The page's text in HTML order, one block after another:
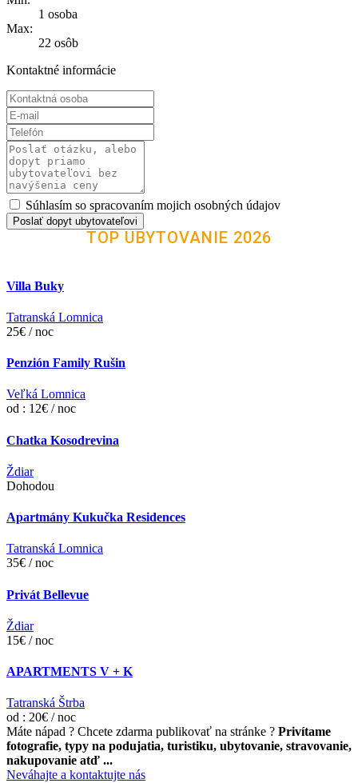
1 osoba
Max:
22 osôb
Kontaktné informácie
Súhlasím so spracovaním mojich osobných údajov
Poslať dopyt ubytovateľovi
TOP UBYTOVANIE 2026
Villa Buky
Tatranská Lomnica
25€ / noc
Penzión Family Rušin
Veľká Lomnica
od : 12€ / noc
Chatka Kosodrevina
Ždiar
Dohodou
Apartmány Kukučka Residences
Tatranská Lomnica
35€ / noc
Privát Bellevue
Ždiar
15€ / noc
APARTMENTS V + K
Tatranská Štrba
od : 20€ / noc
Máte nápad ? Chcete zdarma publikovať na stránke ? Privítame
fotografie, typy na podujatia, turistiku, ubytovanie, stravovanie,
nakupovanie atď ...
Neváhajte a kontaktujte nás